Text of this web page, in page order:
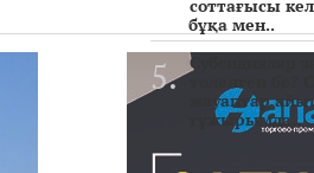
соттағысы
бұқа мен..
Субсидиялар
жауаптар
тұжырымда..